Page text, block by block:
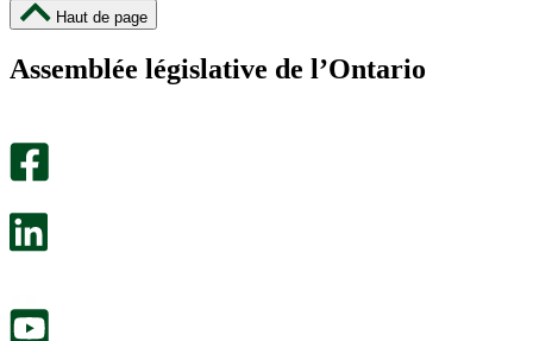
été
m’a
Haut de page
Assemblée législative de l’Ontario